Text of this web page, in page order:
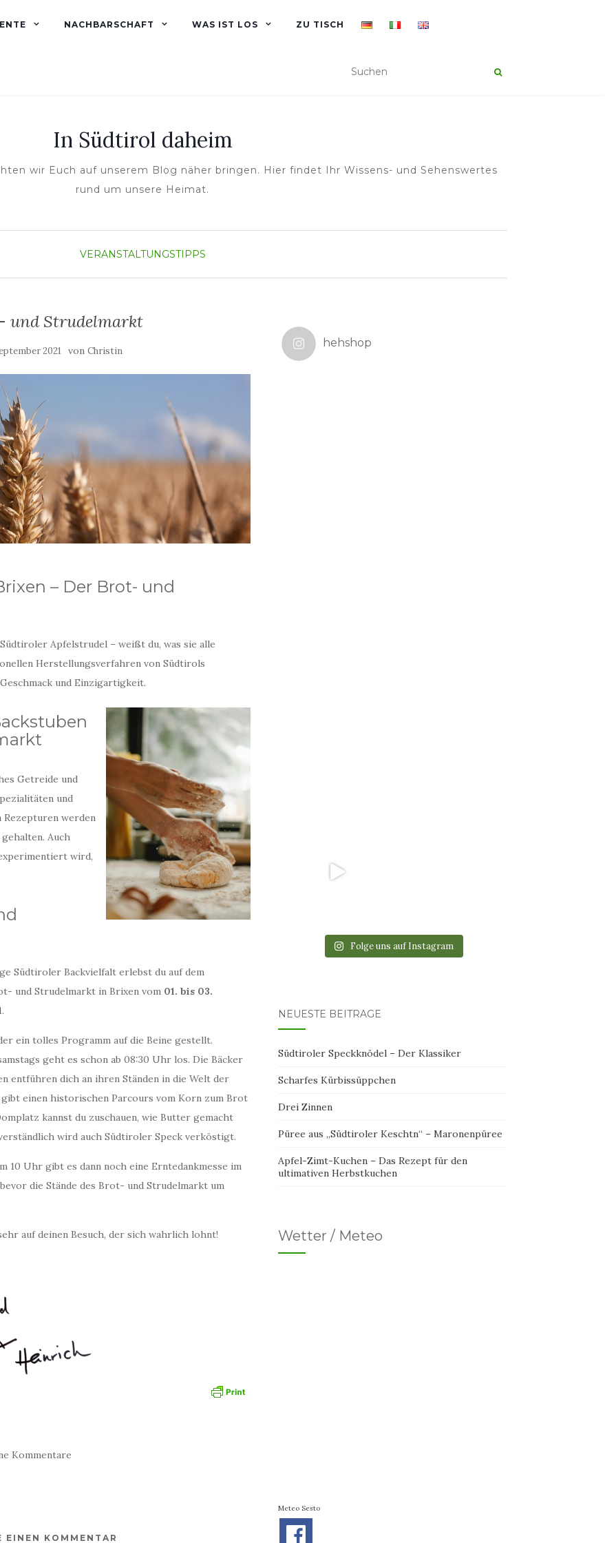
NACHBARSCHAFT WAS IST LOS ZU TISCH
In Südtirol daheim
wir Euch auf unserem Blog näher bringen. Hier findet Ihr Wissens- und Sehenswertes
rund um unsere Heimat.
VERANSTALTUNGSTIPPS
und Strudelmarkt
2021 von Christin
– Der Brot- und
Apfelstrudel – weißt du, was sie alle
Herstellungsverfahren von Südtirols
und Einzigartigkeit.
Getreide und
und
Rezepturen werden
Auch
wird,
Südtiroler Backvielfalt erlebst du auf dem
und Strudelmarkt in Brixen vom 01. bis 03.
.
ein tolles Programm auf die Beine gestellt.
geht es schon ab 08:30 Uhr los. Die Bäcker
entführen dich an ihren Ständen in die Welt der
gibt einen historischen Parcours vom Korn zum Brot
kannst du zuschauen, wie Butter gemacht
wird auch Südtiroler Speck verköstigt.
10 Uhr gibt es dann noch eine Erntedankmesse im
die Stände des Brot- und Strudelmarkt um
auf deinen Besuch, der sich wahrlich lohnt!
Kommentare
EINEN KOMMENTAR
hehshop
Folge uns auf Instagram
NEUESTE BEITRÄGE
Südtiroler Speckknödel – Der Klassiker
Scharfes Kürbissüppchen
Drei Zinnen
Püree aus „Südtiroler Keschtn“ – Maronenpüree
Apfel-Zimt-Kuchen – Das Rezept für den
ultimativen Herbstkuchen
Wetter / Meteo
Meteo Sesto